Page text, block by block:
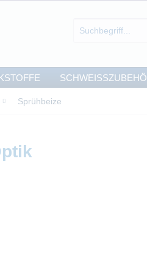
SCHWEISSZUBEHÖR
Sprühbeize